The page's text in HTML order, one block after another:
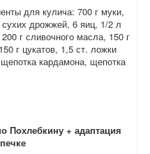
для кулича: 700 г муки,
сухих дрожжей, 6 яиц, 1/2 л
г сливочного масла, 150 г
г цукатов, 1,5 ст. ложки
кардамона, щепотка
Похлебкину + адаптация